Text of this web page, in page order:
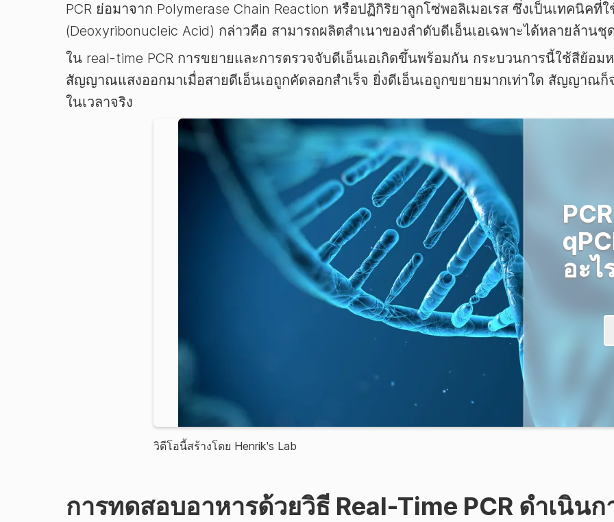
PCR ย่อมาจาก Polymerase Chain Reaction หรือปฏิกิริยาลูกโซ่พอลิเมอเรส ซึ่งเป็นเทคนิคที่
(Deoxyribonucleic Acid) กล่าวคือ สามารถผลิตสำเนาของลำดับดีเอ็นเอเฉพาะได้หลายล้านชุ
ใน real-time PCR การขยายและการตรวจจับดีเอ็นเอเกิดขึ้นพร้อมกัน กระบวนการนี้ใช้สีย้อ
สัญญาณแสงออกมาเมื่อสายดีเอ็นเอถูกคัดลอกสำเร็จ ยิ่งดีเอ็นเอถูกขยายมากเท่าใด สัญญาณ
ในเวลาจริง
อะไ
วิดีโอนี้สร้างโดย Henrik's Lab
การทดสอบอาหารด้วยวิธี Real-Time PCR ดำเนินก